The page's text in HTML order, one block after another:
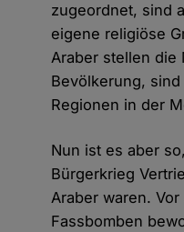
zugeordnet, sind
eigene religiöse
Araber stellen die
Bevölkerung,
Regionen in der
Nun ist es aber
Bürgerkrieg
Araber waren.
Fassbomben